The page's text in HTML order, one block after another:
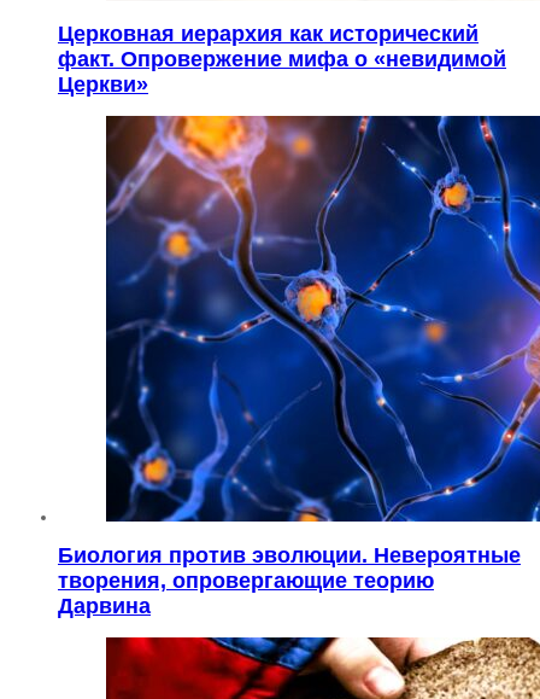
Церковная иерархия как исторический
факт. Опровержение мифа о «невидимой
Церкви»
Биология против эволюции. Невероятные
творения, опровергающие теорию
Дарвина